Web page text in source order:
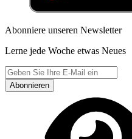
Abonniere unseren Newsletter
Lerne jede Woche etwas Neues
Abonnieren